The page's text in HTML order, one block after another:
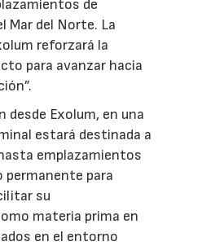
de
Mar del Norte. La
reforzará la
para avanzar hacia
desde Exolum, en una
estará destinada a
emplazamientos
permanente para
su
materia prima en
en el entorno